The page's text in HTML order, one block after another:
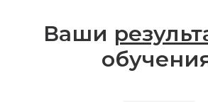
Ваши